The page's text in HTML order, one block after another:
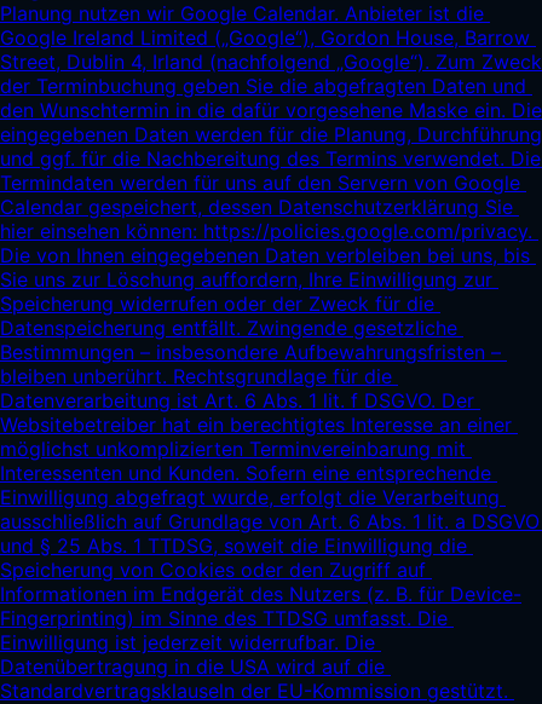
Planung nutzen wir Google Calendar. Anbieter ist die
Google Ireland Limited („Google“), Gordon House, Barrow
Street, Dublin 4, Irland (nachfolgend „Google“). Zum Zweck
der Terminbuchung geben Sie die abgefragten Daten und
den Wunschtermin in die dafür vorgesehene Maske ein. Die
eingegebenen Daten werden für die Planung, Durchführung
und ggf. für die Nachbereitung des Termins verwendet. Die
Termindaten werden für uns auf den Servern von Google
Calendar gespeichert, dessen Datenschutzerklärung Sie
hier einsehen können: https://policies.google.com/privacy.
Die von Ihnen eingegebenen Daten verbleiben bei uns, bis
Sie uns zur Löschung auffordern, Ihre Einwilligung zur
Speicherung widerrufen oder der Zweck für die
Datenspeicherung entfällt. Zwingende gesetzliche
Bestimmungen – insbesondere Aufbewahrungsfristen –
bleiben unberührt. Rechtsgrundlage für die
Datenverarbeitung ist Art. 6 Abs. 1 lit. f DSGVO. Der
Websitebetreiber hat ein berechtigtes Interesse an einer
möglichst unkomplizierten Terminvereinbarung mit
Interessenten und Kunden. Sofern eine entsprechende
Einwilligung abgefragt wurde, erfolgt die Verarbeitung
ausschließlich auf Grundlage von Art. 6 Abs. 1 lit. a DSGVO
und § 25 Abs. 1 TTDSG, soweit die Einwilligung die
Speicherung von Cookies oder den Zugriff auf
Informationen im Endgerät des Nutzers (z. B. für Device-
Fingerprinting) im Sinne des TTDSG umfasst. Die
Einwilligung ist jederzeit widerrufbar. Die
Datenübertragung in die USA wird auf die
Standardvertragsklauseln der EU-Kommission gestützt.